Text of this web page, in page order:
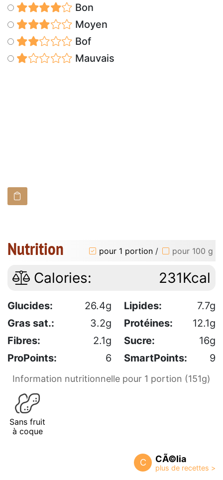
Bon
Moyen
Bof
Mauvais
Nutrition pour 1 portion / pour 100 g
Calories: 231Kcal
Glucides: 26.4g Lipides:
7.7g
Gras sat.:
3.2g Protéines:
12.1g
Fibres:
2.1g Sucre:
16g
ProPoints:
6 SmartPoints: 9
Information nutritionnelle pour 1 portion (151g)
Sans fruit
à coque
C CÃ©lia